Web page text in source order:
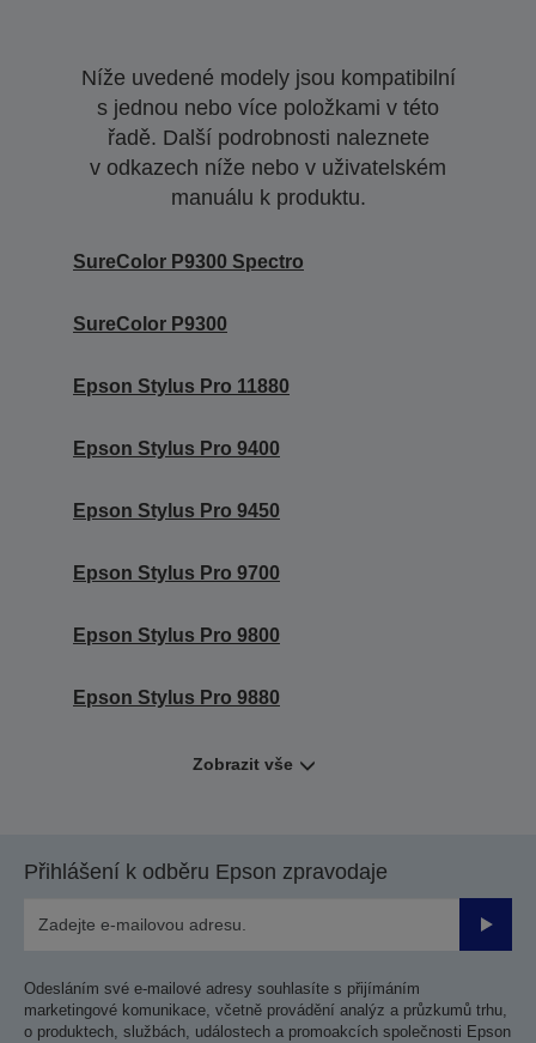
Níže uvedené modely jsou kompatibilní
s jednou nebo více položkami v této
řadě. Další podrobnosti naleznete
v odkazech níže nebo v uživatelském
manuálu k produktu.
SureColor P9300 Spectro
SureColor P9300
Epson Stylus Pro 11880
Epson Stylus Pro 9400
Epson Stylus Pro 9450
Epson Stylus Pro 9700
Epson Stylus Pro 9800
Epson Stylus Pro 9880
Zobrazit vše
Přihlášení k odběru Epson zpravodaje
Odesláním své e-mailové adresy souhlasíte s přijímáním
marketingové komunikace, včetně provádění analýz a průzkumů trhu,
o produktech, službách, událostech a promoakcích společnosti Epson